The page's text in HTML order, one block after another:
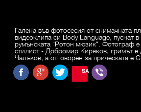
Галена във фотосесия от снимачната
видеоклипа си Body Language, пуснат
румънската "Ротон мюзик". Фотограф
стилист - Добромир Киряков, гримът
Чалъков, а отговорен за прическата е
SAVE